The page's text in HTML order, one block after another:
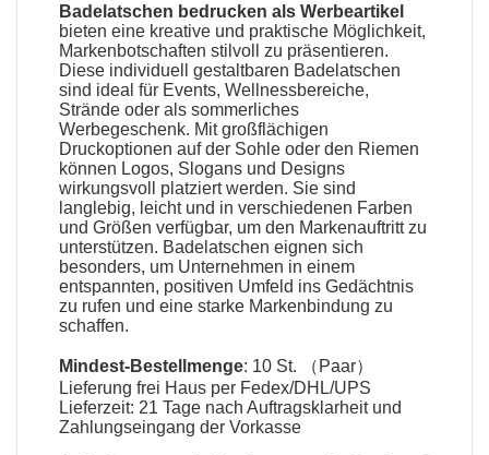
Badelatschen bedrucken als Werbeartikel
bieten eine kreative und praktische Möglichkeit,
Markenbotschaften stilvoll zu präsentieren.
Diese individuell gestaltbaren Badelatschen
sind ideal für Events, Wellnessbereiche,
Strände oder als sommerliches
Werbegeschenk. Mit großflächigen
Druckoptionen auf der Sohle oder den Riemen
können Logos, Slogans und Designs
wirkungsvoll platziert werden. Sie sind
langlebig, leicht und in verschiedenen Farben
und Größen verfügbar, um den Markenauftritt zu
unterstützen. Badelatschen eignen sich
besonders, um Unternehmen in einem
entspannten, positiven Umfeld ins Gedächtnis
zu rufen und eine starke Markenbindung zu
schaffen.
Mindest-Bestellmenge: 10 St. （Paar）
Lieferung frei Haus per Fedex/DHL/UPS
Lieferzeit: 21 Tage nach Auftragsklarheit und
Zahlungseingang der Vorkasse